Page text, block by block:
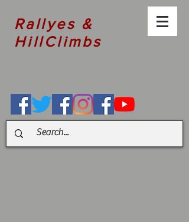
Rallyes &
HillClimbs